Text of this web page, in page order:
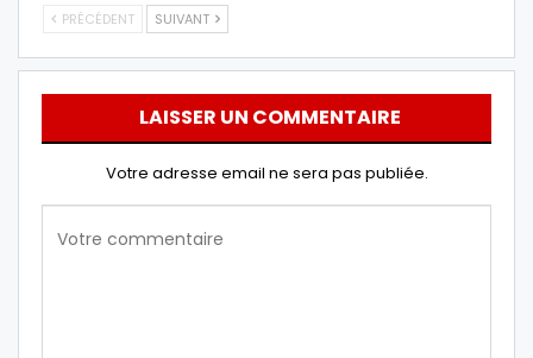
PRÉCÉDENT SUIVANT
LAISSER UN COMMENTAIRE
Votre adresse email ne sera pas publiée.